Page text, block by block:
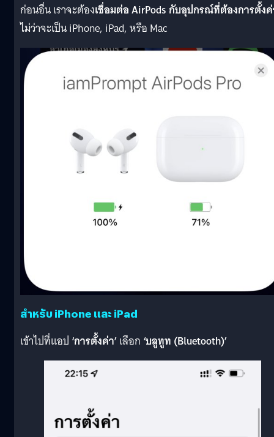
ก่อนอื่น เราจะต้องเชื่อมต่อ AirPods กับอุปกรณ์ที่ต้องการตั้ง
ไม่ว่าจะเป็น iPhone, iPad, หรือ Mac
สำหรับ iPhone และ iPad
เข้าไปที่แอป ‘การตั้งค่า’เลือก ‘บลูทูท (Bluetooth)’